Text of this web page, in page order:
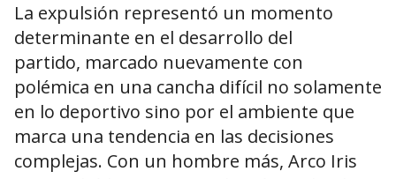
La expulsión representó un momento
determinante en el desarrollo del
partido, marcado nuevamente con
polémica en una cancha difícil no solamente
en lo deportivo sino por el ambiente que
marca una tendencia en las decisiones
complejas. Con un hombre más, Arco Iris